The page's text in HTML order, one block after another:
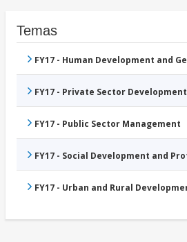
Temas
FY17 - Human Development and
FY17 - Private Sector Development
FY17 - Public Sector Management
FY17 - Social Development and
FY17 - Urban and Rural